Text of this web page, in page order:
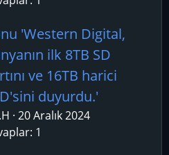
'Western Digital,
ilk 8TB SD
ve 16TB harici
duyurdu.'
20 Aralık 2024
1